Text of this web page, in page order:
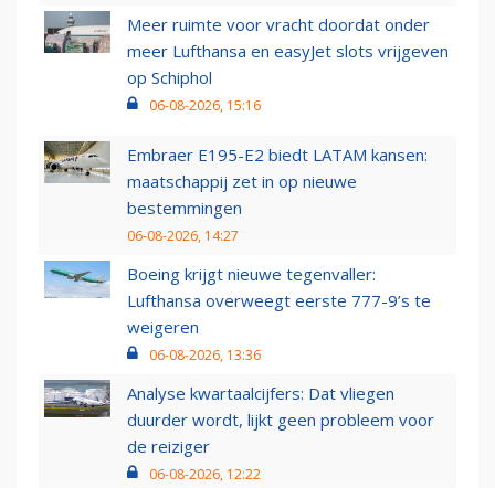
Meer ruimte voor vracht doordat onder
meer Lufthansa en easyJet slots vrijgeven
op Schiphol
06-08-2026, 15:16
Embraer E195-E2 biedt LATAM kansen:
maatschappij zet in op nieuwe
bestemmingen
06-08-2026, 14:27
Boeing krijgt nieuwe tegenvaller:
Lufthansa overweegt eerste 777-9’s te
weigeren
06-08-2026, 13:36
Analyse kwartaalcijfers: Dat vliegen
duurder wordt, lijkt geen probleem voor
de reiziger
06-08-2026, 12:22